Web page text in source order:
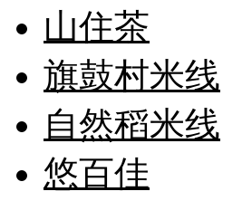
山住茶
旗鼓村米线
自然稻米线
悠百佳